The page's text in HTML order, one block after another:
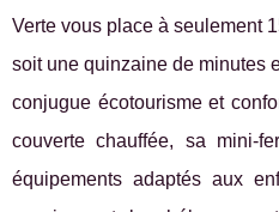
Verte vous place à seulement
soit une quinzaine de minutes
conjugue écotourisme et
couverte chauffée, sa mini-
équipements adaptés aux